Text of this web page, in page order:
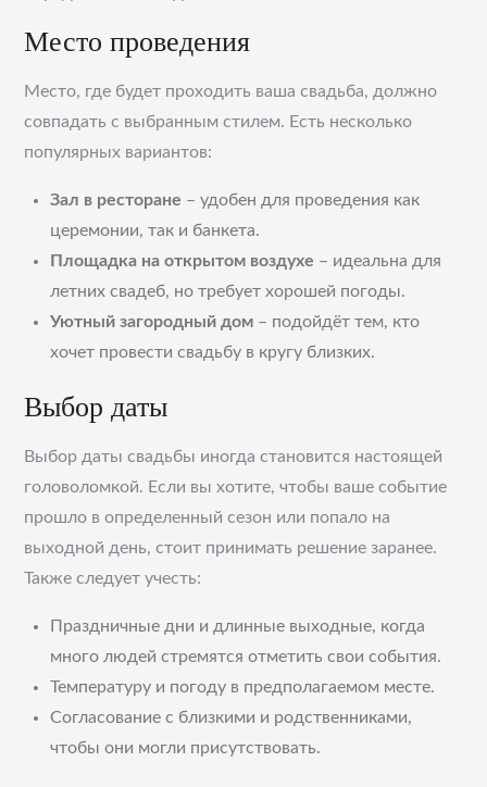
Место проведения
Место, где будет проходить ваша свадьба, должно
совпадать с выбранным стилем. Есть несколько
популярных вариантов:
Зал в ресторане – удобен для проведения как
церемонии, так и банкета.
Площадка на открытом воздухе – идеальна для
летних свадеб, но требует хорошей погоды.
Уютный загородный дом – подойдёт тем, кто
хочет провести свадьбу в кругу близких.
Выбор даты
Выбор даты свадьбы иногда становится настоящей
головоломкой. Если вы хотите, чтобы ваше событие
прошло в определенный сезон или попало на
выходной день, стоит принимать решение заранее.
Также следует учесть:
Праздничные дни и длинные выходные, когда
много людей стремятся отметить свои события.
Температуру и погоду в предполагаемом месте.
Согласование с близкими и родственниками,
чтобы они могли присутствовать.